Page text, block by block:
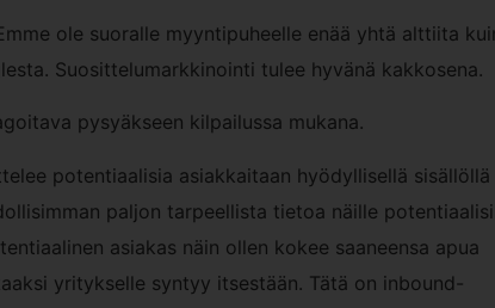
ole suoralle myyntipuheelle enää yhtä alttiita
Suosittelumarkkinointi tulee hyvänä kakkosena.
pysyäkseen kilpailussa mukana.
potentiaalisia asiakkaitaan hyödyllisellä sisällöllä
paljon tarpeellista tietoa näille
asiakas näin ollen kokee saaneensa apua
yritykselle syntyy itsestään. Tätä on inbound-